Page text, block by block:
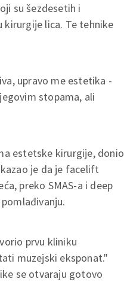
su šezdesetih i
kirurgije lica. Te tehnike
upravo me estetika -
stopama, ali
estetske kirurgije, donio
je da je facelift
preko SMAS-a i deep
prvu kliniku
muzejski eksponat."
se otvaraju gotovo